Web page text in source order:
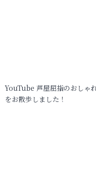
YouTube 芦屋屈指のおしゃ
をお散歩しました！